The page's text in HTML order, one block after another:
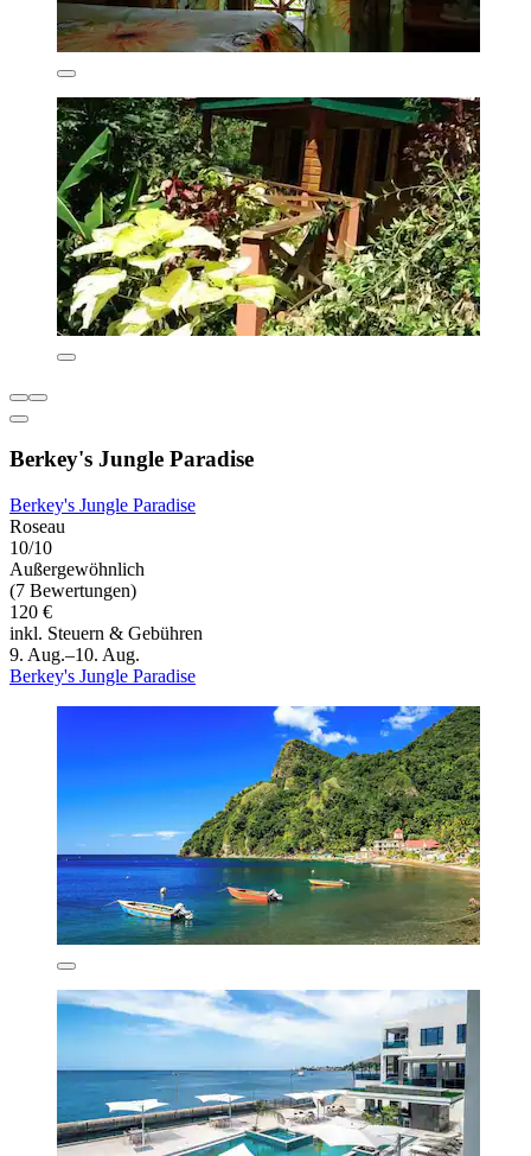
Berkey's Jungle Paradise
Berkey's Jungle Paradise
Roseau
10/10
Außergewöhnlich
(7 Bewertungen)
120 €
inkl. Steuern & Gebühren
9. Aug.–10. Aug.
Berkey's Jungle Paradise